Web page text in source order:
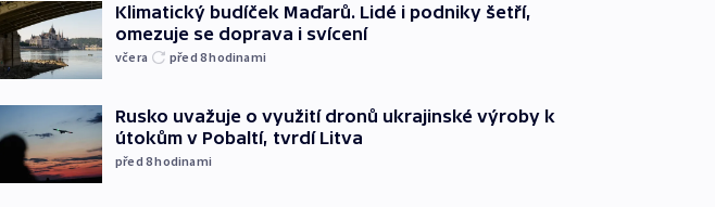
Klimatický budíček Maďarů. Lidé i podniky šetří,
omezuje se doprava i svícení
včera před 8hodinami
Rusko uvažuje o využití dronů ukrajinské výroby k
útokům v Pobaltí, tvrdí Litva
před 8hodinami